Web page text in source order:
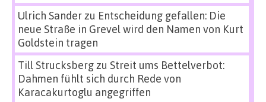
Ulrich Sanderzu Entscheidung gefallen: Die
neue Straße in Grevel wird den Namen von Kurt
Goldstein tragen
Till Strucksbergzu Streit ums Bettelverbot:
Dahmen fühlt sich durch Rede von
Karacakurtoglu angegriffen